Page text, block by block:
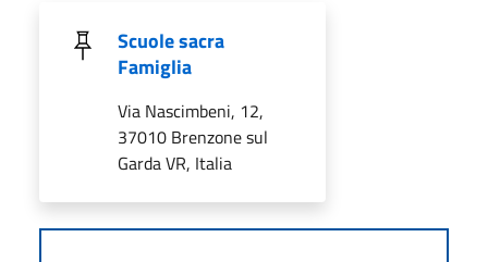
Scuole sacra
Famiglia
Via Nascimbeni, 12,
37010 Brenzone sul
Garda VR, Italia